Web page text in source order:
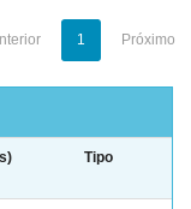
1 Próximo
Tipo